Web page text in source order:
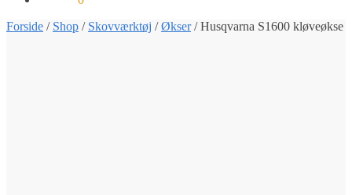
Forside / Shop / Skovværktøj /Økser/Husqvarna S1600 kløveøkse